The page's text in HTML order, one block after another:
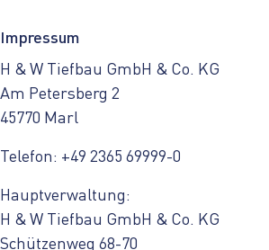
Impressum
H & W Tiefbau GmbH & Co. KG
Am Petersberg 2
45770 Marl
Telefon: +49 2365 69999-0
Hauptverwaltung:
H & W Tiefbau GmbH & Co. KG
Schützenweg 68-70